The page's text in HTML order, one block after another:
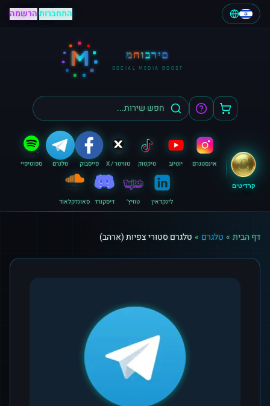
התחברות|הרשמה
M מחוברים
SOCIAL MEDIA BOOST
קרדיטים
אינסטגרם יוטיוב טיקטוק טוויטר / X פייסבוק טלגרם ספוטיפיי
לינקדאין טוויץ׳ דיסקורד סאונדקלאוד
דף הבית » טלגרם » טלגרם סטורי צפיות (ארהב)